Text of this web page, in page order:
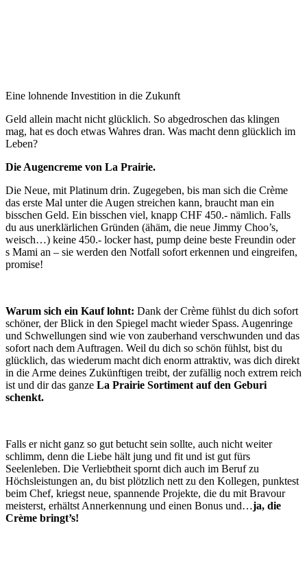
Eine lohnende Investition in die Zukunft
Geld allein macht nicht glücklich. So abgedroschen das klingen
mag, hat es doch etwas Wahres dran. Was macht denn glücklich im
Leben?
Die Augencreme von La Prairie.
Die Neue, mit Platinum drin. Zugegeben, bis man sich die Crème
das erste Mal unter die Augen streichen kann, braucht man ein
bisschen Geld. Ein bisschen viel, knapp CHF 450.- nämlich. Falls
du aus unerklärlichen Gründen (ähäm, die neue Jimmy Choo’s,
weisch…) keine 450.- locker hast, pump deine beste Freundin oder
s Mami an – sie werden den Notfall sofort erkennen und eingreifen,
promise!
Warum sich ein Kauf lohnt: Dank der Crème fühlst du dich sofort
schöner, der Blick in den Spiegel macht wieder Spass. Augenringe
und Schwellungen sind wie von zauberhand verschwunden und das
sofort nach dem Auftragen. Weil du dich so schön fühlst, bist du
glücklich, das wiederum macht dich enorm attraktiv, was dich direkt
in die Arme deines Zukünftigen treibt, der zufällig noch extrem reich
ist und dir das ganze La Prairie Sortiment auf den Geburi
schenkt.
Falls er nicht ganz so gut betucht sein sollte, auch nicht weiter
schlimm, denn die Liebe hält jung und fit und ist gut fürs
Seelenleben. Die Verliebtheit spornt dich auch im Beruf zu
Höchsleistungen an, du bist plötzlich nett zu den Kollegen, punktest
beim Chef, kriegst neue, spannende Projekte, die du mit Bravour
meisterst, erhältst Annerkennung und einen Bonus und…ja, die
Crème bringt’s!